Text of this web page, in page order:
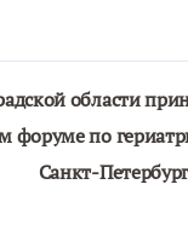
области
форуме по
Санкт-